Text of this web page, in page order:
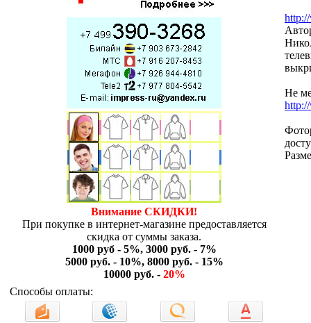
Внимание СКИДКИ!
При покупке в интернет-магазине предоставляется
скидка от суммы заказа.
1000 руб - 5%, 3000 руб. - 7%
5000 руб. - 10%, 8000 руб. - 15%
10000 руб. - 20%
Способы оплаты:
Не